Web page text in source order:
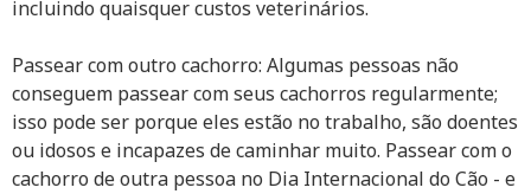
incluindo quaisquer custos veterinários.
Passear com outro cachorro: Algumas pessoas não
conseguem passear com seus cachorros regularmente;
isso pode ser porque eles estão no trabalho, são doentes
ou idosos e incapazes de caminhar muito. Passear com o
cachorro de outra pessoa no Dia Internacional do Cão - e